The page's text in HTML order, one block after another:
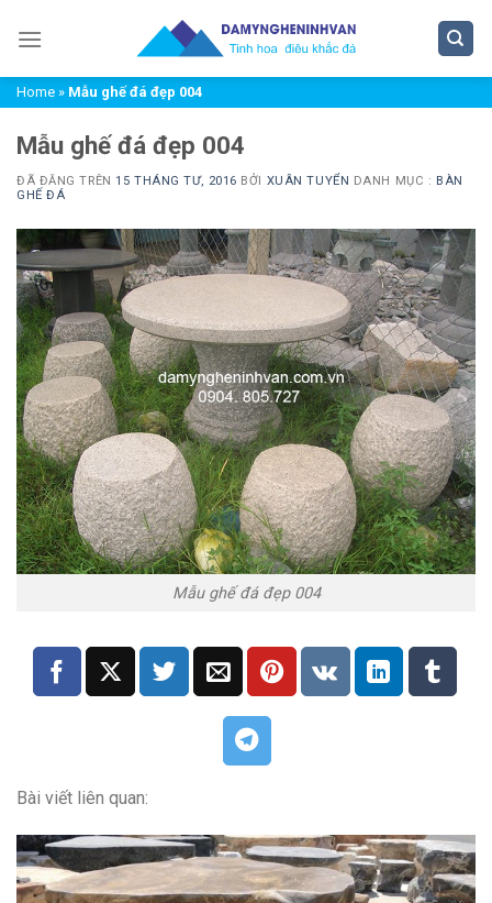
đến
dungHome » Mẫu ghế đá đẹp 004
Mẫu ghế đá đẹp 004
ĐÃ ĐĂNG TRÊN15 THÁNG TƯ, 2016 BỞI XUÂN TUYỂN DANH MỤC : BÀN
GHẾ ĐÁ
Mẫu ghế đá đẹp 004
Bài viết liên quan: